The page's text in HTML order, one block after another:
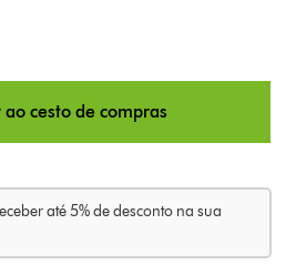
cesto de compras
até 5% de desconto na sua